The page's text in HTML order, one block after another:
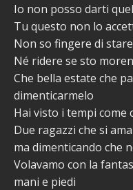
Io non posso darti
Tu questo non lo
Non so fingere di
Né ridere se sto
Che bella estate che
dimenticarmelo
Hai visto i tempi come
Due ragazzi che si
ma dimenticando che
Volavamo con la
mani e piedi